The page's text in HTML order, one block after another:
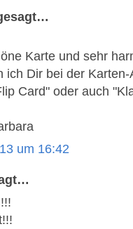
Karte und sehr
ich Dir bei der
Card" oder auch
um 16:42